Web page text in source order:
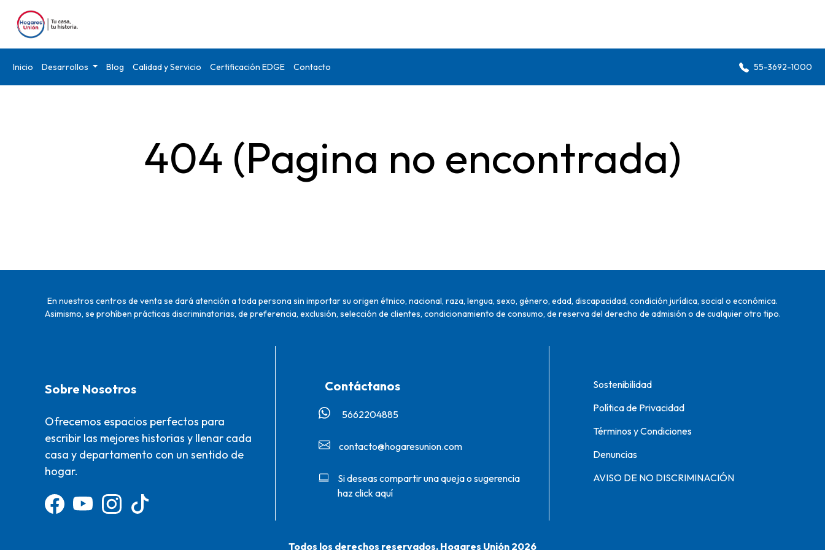
Inicio Desarrollos Blog Calidad y Servicio Certificación EDGE Contacto 55-3692-1000
404 (Pagina no encontrada)
En nuestros centros de venta se dará atención a toda persona sin importar su origen étnico, nacional, raza, lengua, sexo, género, edad, discapacidad, condición jurídica, social o económica.
Asimismo, se prohíben prácticas discriminatorias, de preferencia, exclusión, selección de clientes, condicionamiento de consumo, de reserva del derecho de admisión o de cualquier otro tipo.
Sobre Nosotros
Ofrecemos espacios perfectos para
escribir las mejores historias y llenar cada
casa y departamento con un sentido de
hogar.
Contáctanos
5662204885‬
contacto@hogaresunion.com
Si deseas compartir una queja o sugerencia
haz click aquí
Sostenibilidad
Política de Privacidad
Términos y Condiciones
Denuncias
AVISO DE NO DISCRIMINACIÓN
Todos los derechos reservados. Hogares Unión 2026